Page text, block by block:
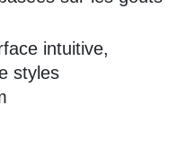
intuitive,
styles